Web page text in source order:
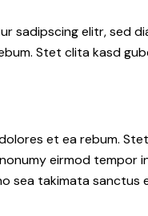
sadipscing elitr, sed
Stet clita kasd
et ea rebum.
eirmod
sea takimata sanctus